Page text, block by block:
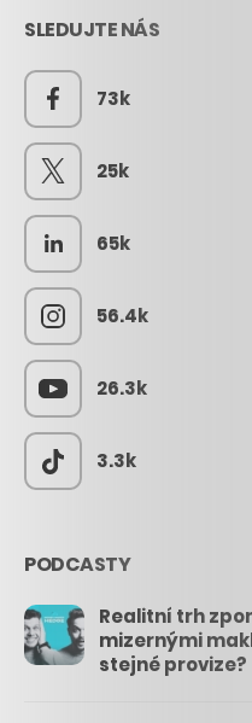
SLEDUJTE NÁS
73k
25k
65k
56.4k
26.3k
3.3k
PODCASTY
Realitní trh
mizernými
stejné provize?